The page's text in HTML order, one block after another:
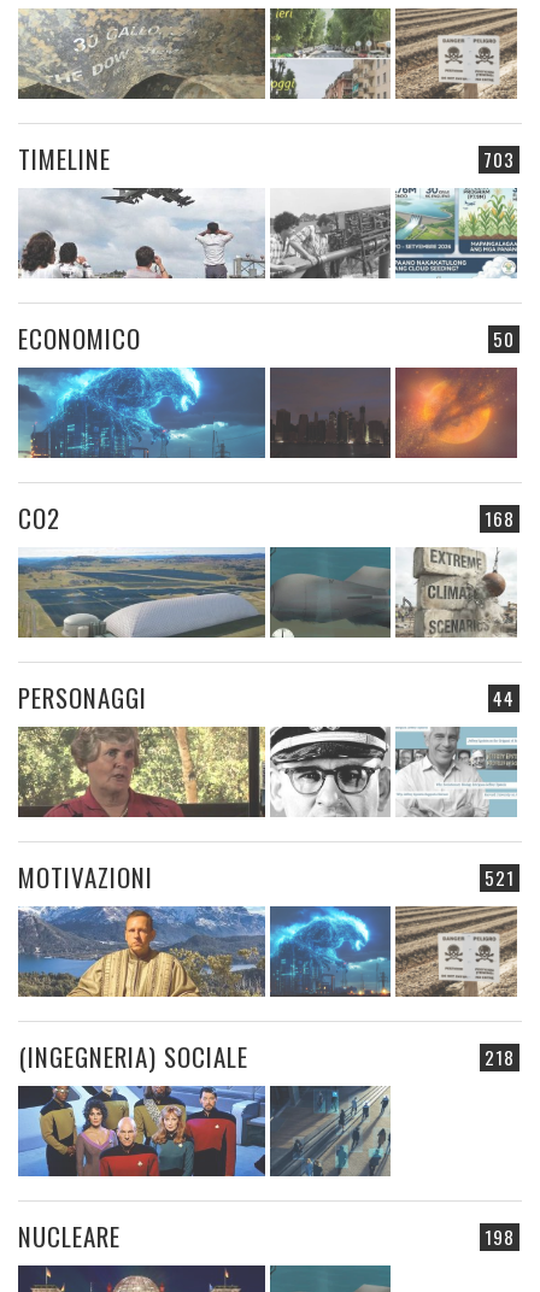
703
TIMELINE
50
ECONOMICO
168
CO2
44
PERSONAGGI
521
MOTIVAZIONI
218
(INGEGNERIA) SOCIALE
198
NUCLEARE